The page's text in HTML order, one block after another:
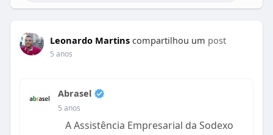
Leonardo Martins compartilhou um post
5 anos
Abrasel
5 anos
A Assistência Empresarial da Sodexo